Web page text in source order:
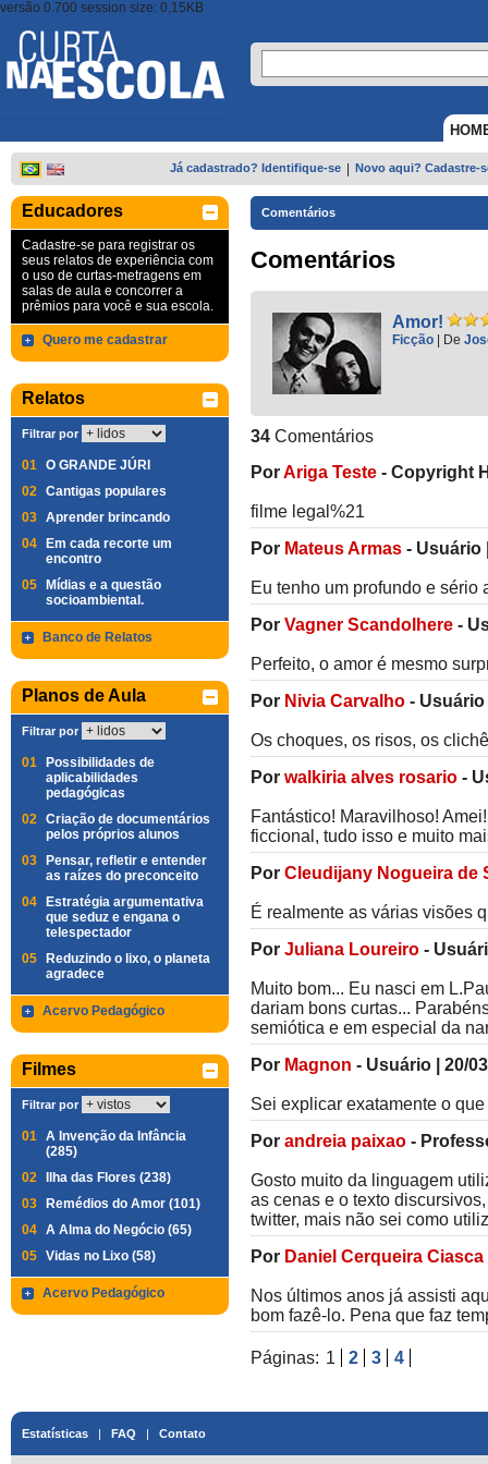
versão 0.700 session size: 0,15KB
Já cadastrado? Identifique-se Novo aqui? Cadastre-
Educadores
Cadastre-se para registrar os
seus relatos de experiência com
o uso de curtas-metragens em
salas de aula e concorrer a
prêmios para você e sua escola.
Quero me cadastrar
Relatos
Filtrar por
01 O GRANDE JÚRI
02 Cantigas populares
03 Aprender brincando
04
Em cada recorte um
encontro
05
Mídias e a questão
socioambiental.
Banco de Relatos
Planos de Aula
Filtrar por
01
Possibilidades de
aplicabilidades
pedagógicas
02 Criação de documentários
pelos próprios alunos
03
Pensar, refletir e entender
as raízes do preconceito
04
Estratégia argumentativa
que seduz e engana o
telespectador
05
Reduzindo o lixo, o planeta
agradece
Acervo Pedagógico
Filmes
Filtrar por
01 A Invenção da Infância
(285)
02
Ilha das Flores (238)
03
Remédios do Amor (101)
04 A Alma do Negócio (65)
05 Vidas no Lixo (58)
Acervo Pedagógico
Comentários
Comentários
Amor!
Ficção De
34 Comentários
PorAriga Teste - Copyright
filme legal%21
Por Mateus Armas - Usuário
Eu tenho um profundo e
Por Vagner Scandolhere -
Perfeito, o amor é mesmo
Por Nivia Carvalho - Usuário
Os choques, os risos, os
Por walkiria alves rosario -
Fantástico! Maravilhoso!
ficcional, tudo isso e muito
Por Cleudijany Nogueira de
É realmente as várias visões
Por Juliana Loureiro -
Muito bom... Eu nasci em
dariam bons curtas...
semiótica e em especial da
Por Magnon - Usuário 20/
Sei explicar exatamente o
Por andreia paixao -
Gosto muito da linguagem
as cenas e o texto
twitter, mais não sei como
Por Daniel Cerqueira Ciasca
Nos últimos anos já assisti
bom fazê-lo. Pena que faz
Páginas: 1 2 3 4
Estatísticas | FAQ | Contato